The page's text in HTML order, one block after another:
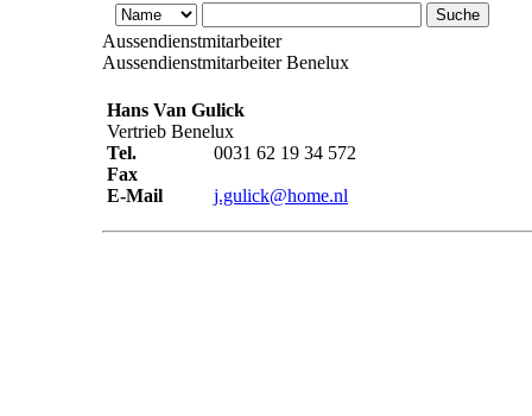
Aussendienstmitarbeiter
Aussendienstmitarbeiter Benelux
Hans Van Gulick
Vertrieb Benelux
Tel.
0031 62 19 34 572
Fax
E-Mail
j.gulick@home.nl